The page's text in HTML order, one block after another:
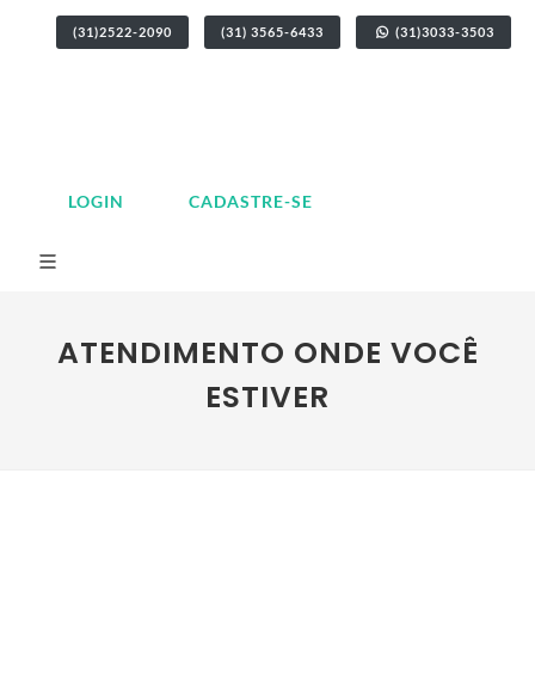
(31)2522-2090 (31) 3565-6433 (31)3033-3503
LOGIN CADASTRE-SE
ATENDIMENTO ONDE VOCÊ
ESTIVER